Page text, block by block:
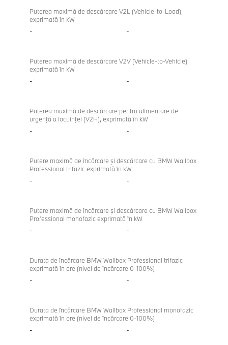
bidirecțională
M340i
xDrive
Touring
Puterea maximă de descărcare V2L (Vehicle-to-Load),
exprimată în kW
- -
Puterea maximă de descărcare V2V (Vehicle-to-Vehicle),
exprimată în kW
- -
Puterea maximă de descărcare pentru alimentare de
urgenţă a locuinţei (V2H), exprimată în kW
- -
Putere maximă de încărcare şi descărcare cu BMW Wallbox
Professional trifazic exprimată în kW
- -
Putere maximă de încărcare şi descărcare cu BMW Wallbox
Professional monofazic exprimată în kW
- -
Durata de încărcare BMW Wallbox Professional trifazic
exprimată în ore (nivel de încărcare 0-100%)
- -
Durata de încărcare BMW Wallbox Professional monofazic
exprimată în ore (nivel de încărcare 0-100%)
- -